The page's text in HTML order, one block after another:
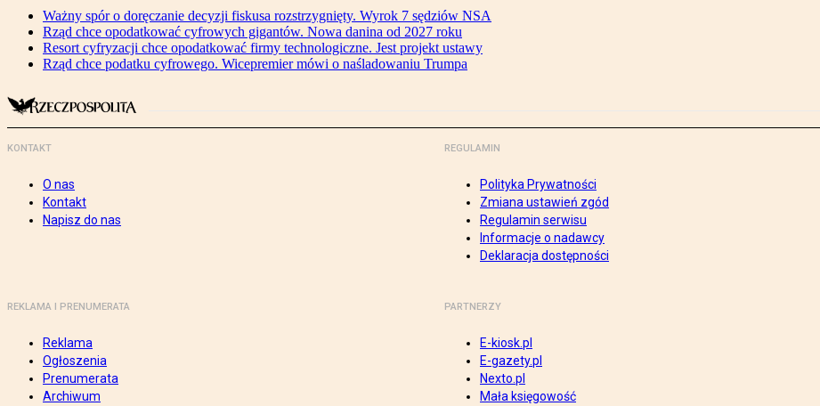
Ważny spór o doręczanie decyzji fiskusa rozstrzygnięty. Wyrok 7 sędziów NSA
Rząd chce opodatkować cyfrowych gigantów. Nowa danina od 2027 roku
Resort cyfryzacji chce opodatkować firmy technologiczne. Jest projekt ustawy
Rząd chce podatku cyfrowego. Wicepremier mówi o naśladowaniu Trumpa
KONTAKT
O nas
Kontakt
Napisz do nas
REGULAMIN
Polityka Prywatności
Zmiana ustawień zgód
Regulamin serwisu
Informacje o nadawcy
Deklaracja dostępności
REKLAMA I PRENUMERATA
Reklama
Ogłoszenia
Prenumerata
Archiwum
PARTNERZY
E-kiosk.pl
E-gazety.pl
Nexto.pl
Mała księgowość